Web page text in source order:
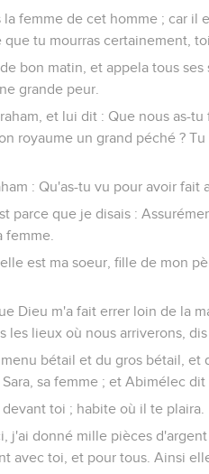
la femme de cet homme ; car il
que tu mourras certainement,
bon matin, et appela tous
grande peur.
et lui dit : Que nous as-
royaume un grand péché ?
: Qu'as-tu vu pour avoir fait
parce que je disais :
femme.
est ma soeur, fille de mon
Dieu m'a fait errer loin de la
les lieux où nous arriverons,
bétail et du gros bétail, et
sa femme ; et Abimélec dit
toi ; habite où il te plaira.
j'ai donné mille pièces
avec toi, et pour tous. Ainsi